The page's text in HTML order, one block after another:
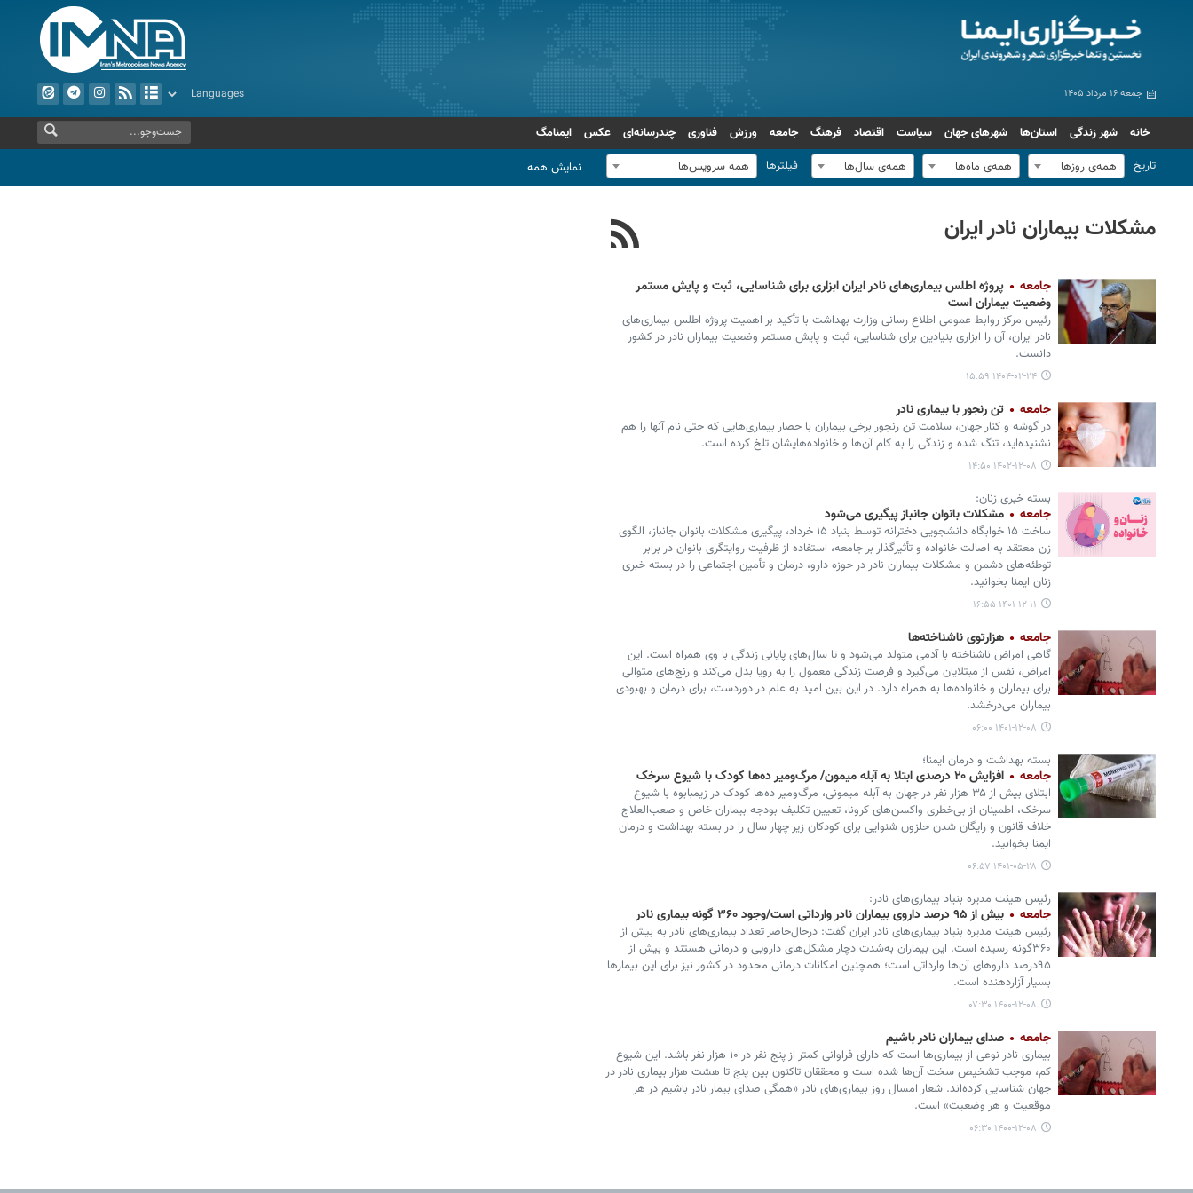
جمعه ۱۶ مرداد ۱۴۰۵
خانه شهر زندگی استان‌ها شهرهای جهان سیاست اقتصاد فرهنگ جامعه ورزش فناوری چندرسانه‌ای عکس
ایمنامگ
تاریخ
همه‌ی روزها همه‌ی ماه‌ها همه‌ی سال‌ها فیلترها همه سرویس‌ها نمایش همه
مشکلات بیماران نادر ایران
جامعه
پروژه اطلس بیماری‌های نادر ایران ابزاری برای شناسایی، ثبت و پایش مستمر
وضعیت بیماران است
رئیس مرکز روابط عمومی اطلاع رسانی وزارت بهداشت با تأکید بر اهمیت پروژه اطلس بیماری‌های
نادر ایران، آن را ابزاری بنیادین برای شناسایی، ثبت و پایش مستمر وضعیت بیماران نادر در کشور
دانست.
۱۴۰۴-۰۲-۲۴ ۱۵:۵۹
جامعه تن رنجور با بیماری نادر
در گوشه و کنار جهان، سلامت تن رنجور برخی بیماران با حصار بیماری‌هایی که حتی نام آنها را هم
نشنیده‌اید، تنگ شده و زندگی را به کام آن‌ها و خانواده‌هایشان تلخ کرده است.
۱۴۰۲-۱۲-۰۸ ۱۴:۵۰
بسته خبری زنان:
جامعه مشکلات بانوان جانباز پیگیری می‌شود
ساخت ۱۵ خوابگاه دانشجویی دخترانه توسط بنیاد ۱۵ خرداد، پیگیری مشکلات بانوان جانباز، الگوی
زن معتقد به اصالت خانواده و تأثیرگذار بر جامعه، استفاده از ظرفیت روایتگری بانوان در برابر
توطئه‌های دشمن و مشکلات بیماران نادر در حوزه دارو، درمان و تأمین اجتماعی را در بسته خبری
زنان ایمنا بخوانید.
۱۴۰۱-۱۲-۱۱ ۱۶:۵۵
جامعه هزارتوی ناشناخته‌ها
گاهی امراض ناشناخته‌ با آدمی متولد می‌شود و تا سال‌های پایانی زندگی با وی همراه است. این
امراض، نفس از مبتلایان می‌گیرد و فرصت زندگی معمول را به رویا بدل می‌کند و رنج‌های متوالی
برای بیماران و خانواده‌ها به همراه دارد. در این بین امید به علم در دوردست، برای درمان و بهبودی
بیماران می‌درخشد.
۱۴۰۱-۱۲-۰۸ ۰۶:۰۰
بسته بهداشت و درمان ایمنا؛
جامعه افزایش ۲۰ درصدی ابتلا به آبله میمون/ مرگ‌ومیر ده‌ها کودک با شیوع سرخک
ابتلای بیش از ۳۵ هزار نفر در جهان به آبله میمونی، مرگ‌ومیر ده‌ها کودک در زیمبابوه با شیوع
سرخک، اطمینان از بی‌خطری واکسن‌های کرونا، تعیین تکلیف بودجه بیماران خاص و صعب‌العلاج
خلاف قانون و رایگان شدن حلزون شنوایی برای کودکان زیر چهار سال را در بسته بهداشت و درمان
ایمنا بخوانید.
۱۴۰۱-۰۵-۲۸ ۰۶:۵۷
رئیس هیئت مدیره بنیاد بیماری‌های نادر:
جامعه بیش از ۹۵ درصد داروی بیماران نادر وارداتی است/وجود ۳۶۰ گونه بیماری نادر
رئیس هیئت مدیره بنیاد بیماری‌های نادر ایران گفت: درحال‌حاضر تعداد بیماری‌های نادر به بیش از
۳۶۰گونه رسیده است. این بیماران به‌شدت دچار مشکل‌های دارویی و درمانی هستند و بیش از
۹۵درصد داروهای‌ آن‌ها وارداتی است؛ همچنین امکانات درمانی محدود در کشور نیز برای این بیمارها
بسیار آزاردهنده است.
۱۴۰۰-۱۲-۰۸ ۰۷:۳۰
جامعه صدای بیماران نادر باشیم
بیماری نادر نوعی از بیماری‌ها است که دارای فراوانی کمتر از پنج نفر در ۱۰ هزار نفر باشد. این شیوع
کم، موجب تشخیص سخت آن‌ها شده است و محققان تاکنون بین پنج تا هشت هزار بیماری نادر در
جهان شناسایی کرده‌اند. شعار امسال روز بیماری‌های نادر «همگی صدای بیمار نادر باشیم در هر
موقعیت و هر وضعیت» است.
۱۴۰۰-۱۲-۰۸ ۰۶:۳۰